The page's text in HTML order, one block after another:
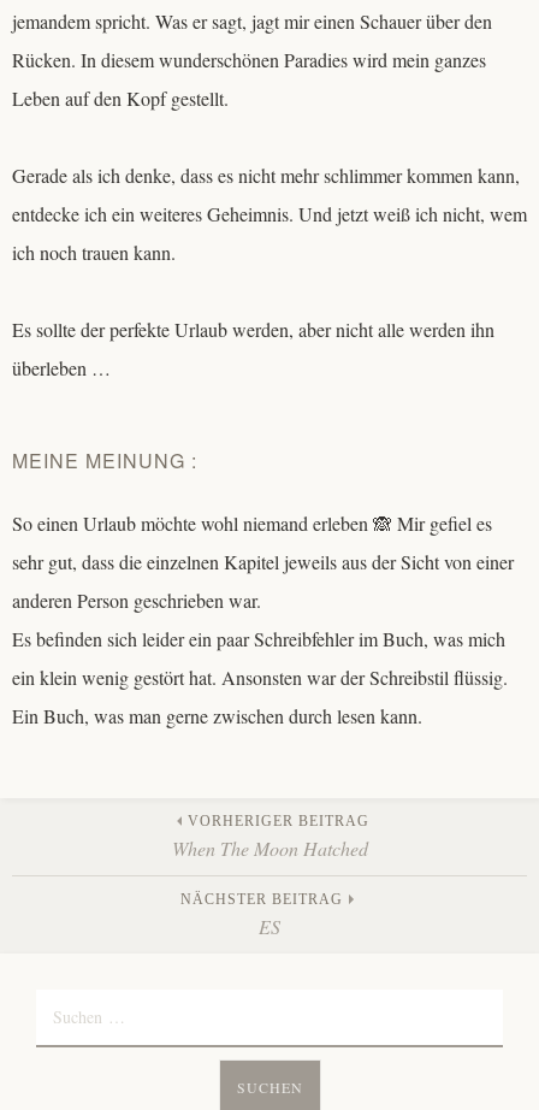
jemandem spricht. Was er sagt, jagt mir einen Schauer über den
Rücken. In diesem wunderschönen Paradies wird mein ganzes
Leben auf den Kopf gestellt.
Gerade als ich denke, dass es nicht mehr schlimmer kommen kann,
entdecke ich ein weiteres Geheimnis. Und jetzt weiß ich nicht, wem
ich noch trauen kann.
Es sollte der perfekte Urlaub werden, aber nicht alle werden ihn
überleben …
MEINE MEINUNG :
So einen Urlaub möchte wohl niemand erleben 🙈 Mir gefiel es
sehr gut, dass die einzelnen Kapitel jeweils aus der Sicht von einer
anderen Person geschrieben war.
Es befinden sich leider ein paar Schreibfehler im Buch, was mich
ein klein wenig gestört hat. Ansonsten war der Schreibstil flüssig.
Ein Buch, was man gerne zwischen durch lesen kann.
Beitrags-
Navigation
VORHERIGER BEITRAG
When The Moon Hatched
NÄCHSTER BEITRAG
ES